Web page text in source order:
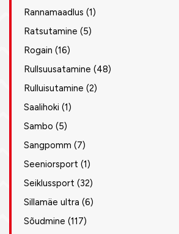
Rannamaadlus (1)
Ratsutamine (5)
Rogain (16)
Rullsuusatamine (48)
Rulluisutamine (2)
Saalihoki (1)
Sambo (5)
Sangpomm (7)
Seeniorsport (1)
Seiklussport (32)
Sillamäe ultra (6)
Sõudmine (117)